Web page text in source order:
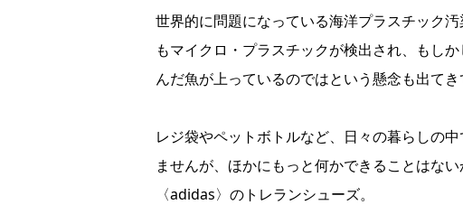
世界的に問題になっている海洋プラスチック
もマイクロ・プラスチックが検出され、もし
んだ魚が上っているのではという懸念も出て
レジ袋やペットボトルなど、日々の暮らしの
ませんが、ほかにもっと何かできることはな
〈adidas〉のトレランシューズ。